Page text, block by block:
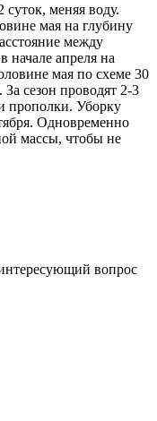
меняя воду.
мая на глубину
между
начале апреля на
мая по схеме 30
сезон проводят 2-3
прополки. Уборку
Одновременно
массы, чтобы не
вопрос